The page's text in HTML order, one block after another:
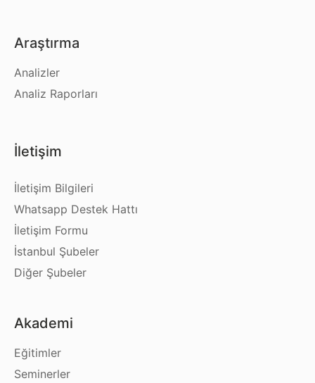
Araştırma
Analizler
Analiz Raporları
İletişim
İletişim Bilgileri
Whatsapp Destek Hattı
İletişim Formu
İstanbul Şubeler
Diğer Şubeler
Akademi
Eğitimler
Seminerler